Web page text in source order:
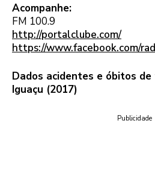
Acompanhe:
FM 100.9
http://portalclube.com/
https://www.facebook.com/
Dados acidentes e óbitos
Iguaçu (2017)
Publicidade